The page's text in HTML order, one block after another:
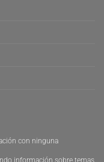
con ninguna